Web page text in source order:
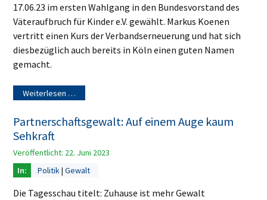
17.06.23 im ersten Wahlgang in den Bundesvorstand des
Väteraufbruch für Kinder e.V. gewählt. Markus Koenen
vertritt einen Kurs der Verbandserneuerung und hat sich
diesbezüglich auch bereits in Köln einen guten Namen
gemacht.
Weiterlesen …
Partnerschaftsgewalt: Auf einem Auge kaum
Sehkraft
Veröffentlicht: 22. Juni 2023
Politik Gewalt
Die Tagesschau titelt: Zuhause ist mehr Gewalt